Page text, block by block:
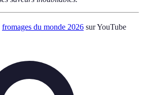
fromages du monde 2026 sur YouTube